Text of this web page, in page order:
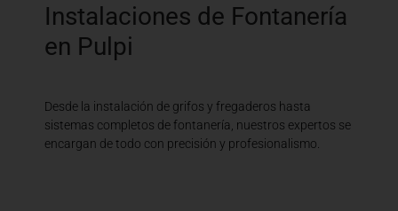
Instalaciones de Fontanería
en Pulpi
Desde la instalación de grifos y fregaderos hasta
sistemas completos de fontanería, nuestros expertos se
encargan de todo con precisión y profesionalismo.